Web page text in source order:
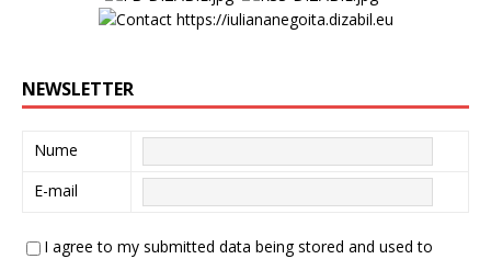
NEWSLETTER
Nume
E-mail
I agree to my submitted data being stored and used to